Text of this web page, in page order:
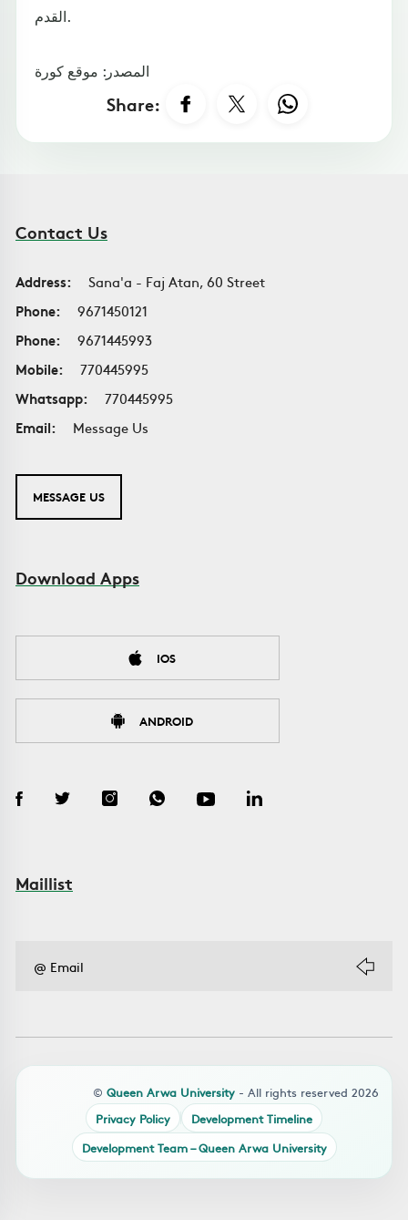
القدم.
المصدر: موقع كورة
Share:
Contact Us
Address:
Sana'a - Faj Atan, 60 Street
Phone:
9671450121
Phone:
9671445993
Mobile:
770445995
Whatsapp:
770445995
Email:
Message Us
MESSAGE US
Download Apps
IOS
ANDROID
Maillist
© Queen Arwa University - All rights reserved 2026
Privacy Policy
Development Timeline
Development Team – Queen Arwa University